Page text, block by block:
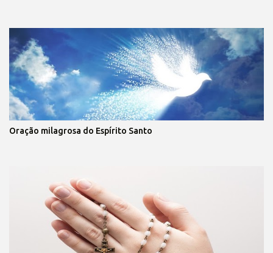
Oração milagrosa do Espírito Santo